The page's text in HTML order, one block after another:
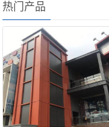
热门产品